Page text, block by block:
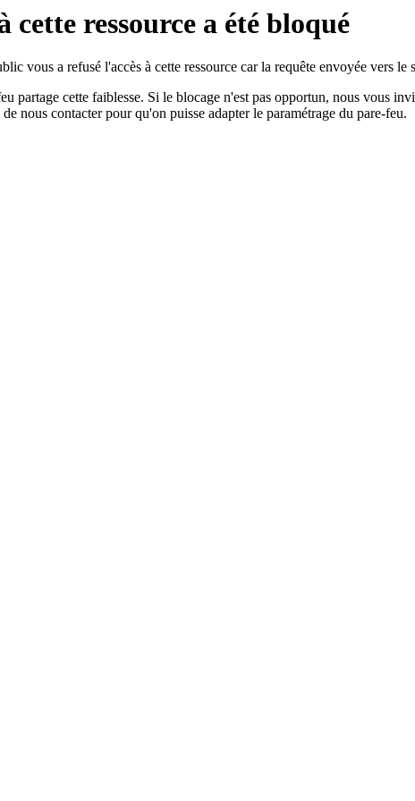
cette ressource a été bloqué
vous a refusé l'accès à cette ressource car la requête envoyée vers le
partage cette faiblesse. Si le blocage n'est pas opportun, nous vous
nous contacter pour qu'on puisse adapter le paramétrage du pare-feu.